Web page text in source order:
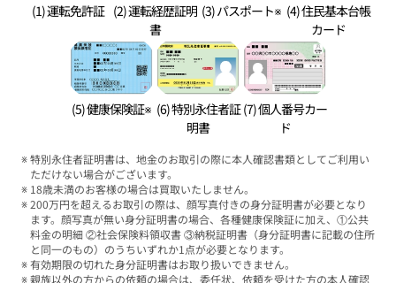
(1) 運転免許証 (2) 運転経歴証明
書
(3) パスポート※ (4) 住民基本台帳
カード
(5) 健康保険証※ (6) 特別永住者証
明書
(7) 個人番号カー
ド
特別永住者証明書は、地金のお取引の際に本人確認書類としてご利用い
ただけない場合がございます。
18歳未満のお客様の場合は買取いたしません。
200万円を超えるお取引の際は、顔写真付きの身分証明書が必要となり
ます。顔写真が無い身分証明書の場合、各種健康保険証に加え、①公共
料金の明細 ②社会保険料領収書 ③納税証明書（身分証明書に記載の住所
と同一のもの）のうちいずれか1点が必要となります。
有効期限の切れた身分証明書はお取り扱いできません。
親族以外の方からの依頼の場合は、委任状、依頼を受けた方の本人確認